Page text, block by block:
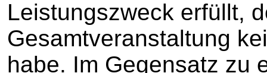
Leistungszweck erfüllt,
Gesamtveranstaltung
habe. Im Gegensatz zu